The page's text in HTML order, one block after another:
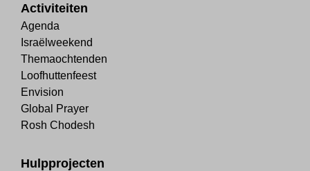
Activiteiten
Agenda
Israëlweekend
Themaochtenden
Loofhuttenfeest
Envision
Global Prayer
Rosh Chodesh
Hulpprojecten